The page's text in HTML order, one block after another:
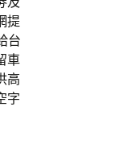
提
台
車
高
字